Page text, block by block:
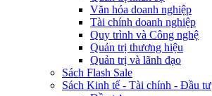
Văn hóa doanh nghiệp
Tài chính doanh nghiệp
Quy trình và Công nghệ
Quản trị thương hiệu
Quản trị và lãnh đạo
Sách Flash Sale
Sách Kinh tế - Tài chính - Đầu tư